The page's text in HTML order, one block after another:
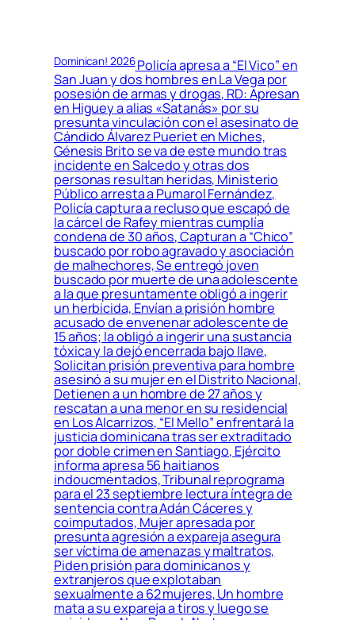
Dominican! 2026Policía apresa a “El Vico” en
San Juan y dos hombres en La Vega por
posesión de armas y drogas, RD: Apresan
en Higuey a alias «Satanás» por su
presunta vinculación con el asesinato de
Cándido Álvarez Pueriet en Miches,
Génesis Brito se va de este mundo tras
incidente en Salcedo y otras dos
personas resultan heridas, Ministerio
Público arresta a Pumarol Fernández,
Policía captura a recluso que escapó de
la cárcel de Rafey mientras cumplía
condena de 30 años, Capturan a “Chico”
buscado por robo agravado y asociación
de malhechores, Se entregó joven
buscado por muerte de una adolescente
a la que presuntamente obligó a ingerir
un herbicida, Envían a prisión hombre
acusado de envenenar adolescente de
15 años; la obligó a ingerir una sustancia
tóxica y la dejó encerrada bajo llave,
Solicitan prisión preventiva para hombre
asesinó a su mujer en el Distrito Nacional,
Detienen a un hombre de 27 años y
rescatan a una menor en su residencial
en Los Alcarrizos, “El Mello” enfrentará la
justicia dominicana tras ser extraditado
por doble crimen en Santiago, Ejército
informa apresa 56 haitianos
indoucmentados, Tribunal reprograma
para el 23 septiembre lectura íntegra de
sentencia contra Adán Cáceres y
coimputados, Mujer apresada por
presunta agresión a expareja asegura
ser víctima de amenazas y maltratos,
Piden prisión para dominicanos y
extranjeros que explotaban
sexualmente a 62 mujeres, Un hombre
mata a su expareja a tiros y luego se